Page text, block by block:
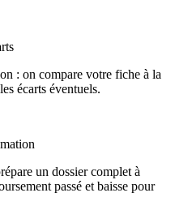
: on compare votre fiche à la
écarts éventuels.
un dossier complet à
passé et baisse pour